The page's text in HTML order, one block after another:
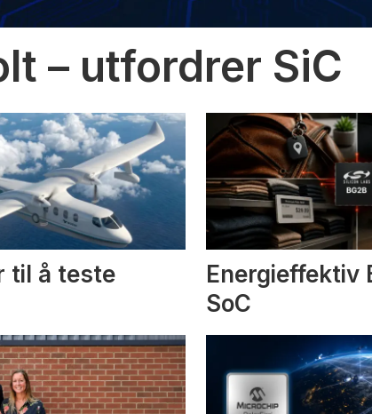
– utfordrer SiC
til å teste
Energieffektiv
SoC